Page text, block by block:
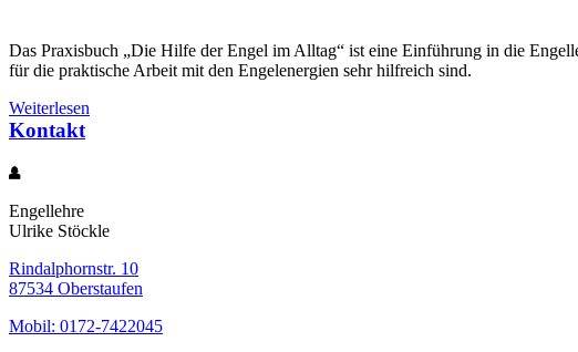
Das Praxisbuch „Die Hilfe der Engel im Alltag“ ist eine Einführung in die
für die praktische Arbeit mit den Engelenergien sehr hilfreich sind.
Weiterlesen
Kontakt
Engellehre
Ulrike Stöckle
Rindalphornstr. 10
87534 Oberstaufen
Mobil: 0172-7422045